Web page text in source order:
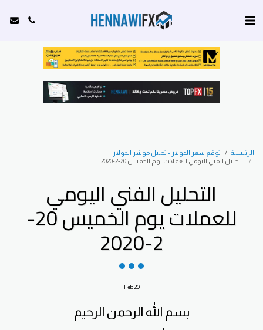
الرئيسية
توقع سعر الدولار - تحليل مؤشر الدولار
التحليل الفني اليومي للعملات يوم الخميس 20-2-2020
التحليل الفني اليومي
للعملات يوم الخميس 20-
2-2020
20
Feb
بسم الله الرحمن الرحيم